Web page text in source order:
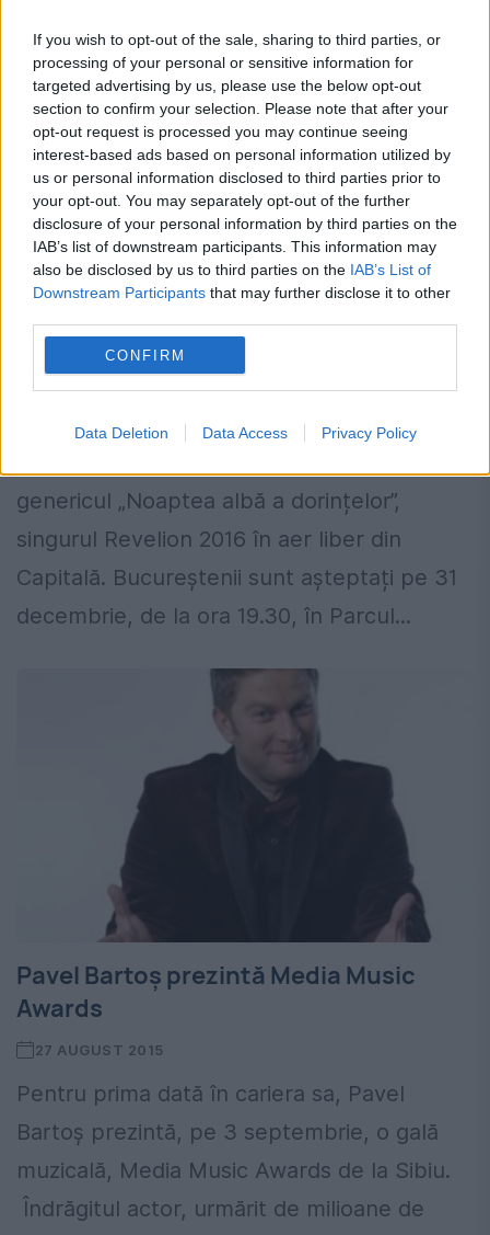
If you wish to opt-out of the sale, sharing to third parties, or
processing of your personal or sensitive information for
targeted advertising by us, please use the below opt-out
section to confirm your selection. Please note that after your
opt-out request is processed you may continue seeing
interest-based ads based on personal information utilized by
us or personal information disclosed to third parties prior to
your opt-out. You may separately opt-out of the further
disclosure of your personal information by third parties on the
IAB’s list of downstream participants. This information may
also be disclosed by us to third parties on the IAB’s List of
Downstream Participants that may further disclose it to other
CONFIRM
Data Deletion Data Access Privacy Policy
Singurul REVELION în AER LIBER din
Bucureşti! Parcul IOR va fi gazdă
genericul „Noaptea albă a dorințelor”,
singurul Revelion 2016 în aer liber din
Capitală. Bucureștenii sunt așteptați pe 31
decembrie, de la ora 19.30, în Parcul...
Pavel Bartoș prezintă Media Music
Awards
27 AUGUST 2015
Pentru prima dată în cariera sa, Pavel
Bartoș prezintă, pe 3 septembrie, o gală
muzicală, Media Music Awards de la Sibiu.
Îndrăgitul actor, urmărit de milioane de